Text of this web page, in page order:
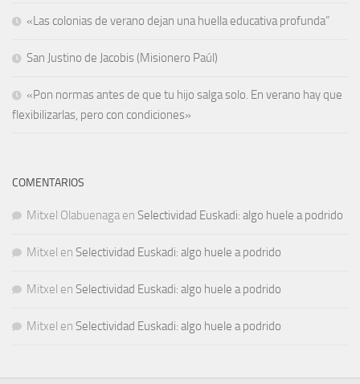
«Las colonias de verano dejan una huella educativa profunda”
San Justino de Jacobis (Misionero Paúl)
«Pon normas antes de que tu hijo salga solo. En verano hay que
flexibilizarlas, pero con condiciones»
COMENTARIOS
Mitxel Olabuenaga en Selectividad Euskadi: algo huele a podrido
Mitxel en Selectividad Euskadi: algo huele a podrido
Mitxel en Selectividad Euskadi: algo huele a podrido
Mitxel en Selectividad Euskadi: algo huele a podrido